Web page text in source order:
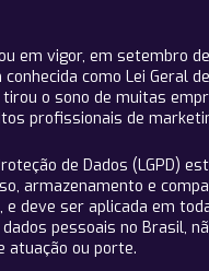
em vigor, em setembro
como Lei Geral
tirou o sono de muitas
profissionais de
de Dados (LGPD)
armazenamento e
e deve ser aplicada em
pessoais no Brasil,
atuação ou porte.